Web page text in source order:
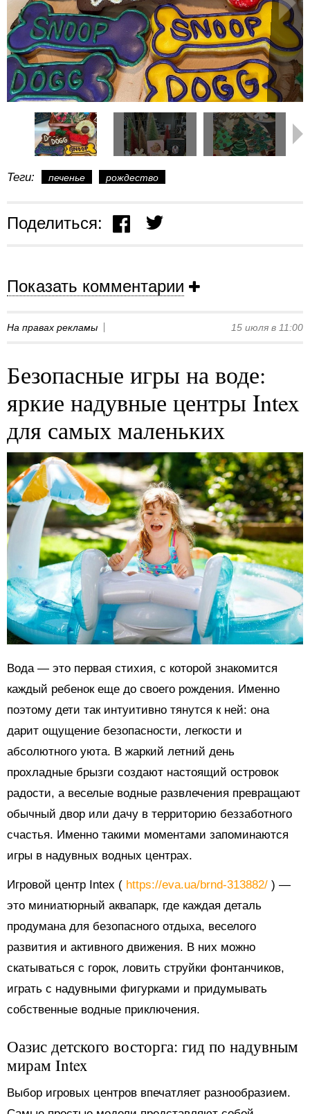
Теги: печенье рождество
Поделиться:
Показать комментарии
На правах рекламы 15 июля в 11:00
Безопасные игры на воде:
яркие надувные центры Intex
для самых маленьких
Вода — это первая стихия, с которой знакомится
каждый ребенок еще до своего рождения. Именно
поэтому дети так интуитивно тянутся к ней: она
дарит ощущение безопасности, легкости и
абсолютного уюта. В жаркий летний день
прохладные брызги создают настоящий островок
радости, а веселые водные развлечения превращают
обычный двор или дачу в территорию беззаботного
счастья. Именно такими моментами запоминаются
игры в надувных водных центрах.
Игровой центр Intex ( https://eva.ua/brnd-313882/ ) —
это миниатюрный аквапарк, где каждая деталь
продумана для безопасного отдыха, веселого
развития и активного движения. В них можно
скатываться с горок, ловить струйки фонтанчиков,
играть с надувными фигурками и придумывать
собственные водные приключения.
Оазис детского восторга: гид по надувным
мирам Intex
Выбор игровых центров впечатляет разнообразием.